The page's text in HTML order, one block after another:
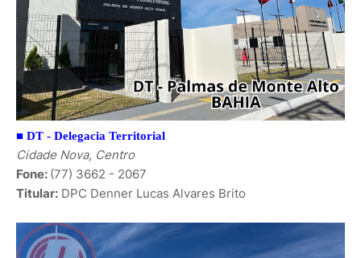
■ DT - Delegacia Territorial
Cidade Nova, Centro
Fone: (77) 3662 - 2067
Titular: DPC Denner Lucas Alvares Brito